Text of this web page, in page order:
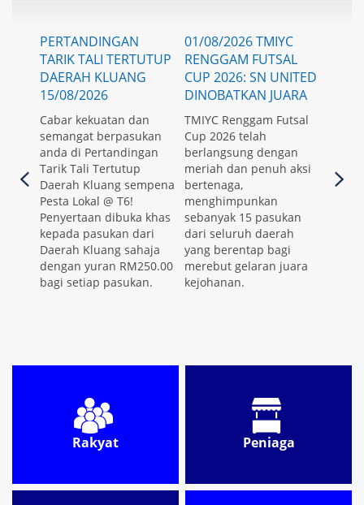
PERTANDINGAN
TARIK TALI TERTUTUP
DAERAH KLUANG
15/08/2026
Cabar kekuatan dan
semangat berpasukan
anda di Pertandingan
Tarik Tali Tertutup
Daerah Kluang sempena
Pesta Lokal @ T6!
Penyertaan dibuka khas
kepada pasukan dari
Daerah Kluang sahaja
dengan yuran RM250.00
bagi setiap pasukan.
01/08/2026 TMIYC
RENGGAM FUTSAL
CUP 2026: SN UNITED
DINOBATKAN JUARA
TMIYC Renggam Futsal
Cup 2026 telah
berlangsung dengan
meriah dan penuh aksi
bertenaga,
menghimpunkan
sebanyak 15 pasukan
dari seluruh daerah
yang berentap bagi
merebut gelaran juara
kejohanan.
Rakyat Peniaga